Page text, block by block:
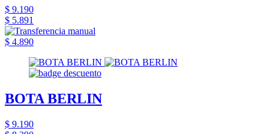
$ 9.190
$ 5.891
$ 4.890
BOTA BERLIN
$ 9.190